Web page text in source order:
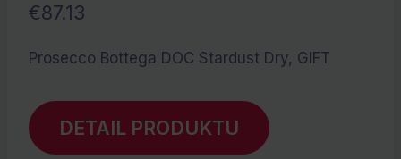
€87.13
Prosecco Bottega DOC Stardust Dry, GIFT
DETAIL PRODUKTU